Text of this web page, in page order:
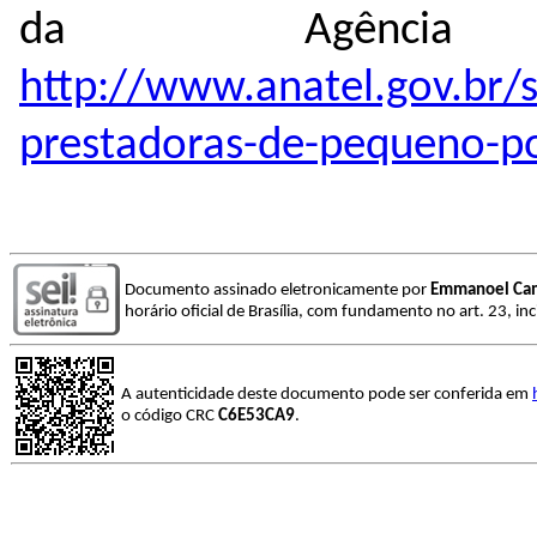
da
http://www.anatel.gov.br/
prestadoras-de-pequeno-
Documento assinado eletronicamente por Emmanoel
horário oficial de Brasília, com fundamento no art. 23,
A autenticidade deste documento pode ser conferida em
o código CRC C6E53CA9.